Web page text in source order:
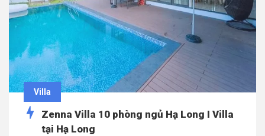
Villa
Zenna Villa 10 phòng ngủ Hạ Long I Villa
tại Hạ Long